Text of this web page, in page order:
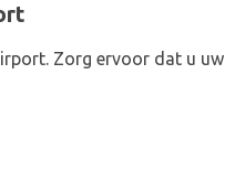
Zorg ervoor dat u uw